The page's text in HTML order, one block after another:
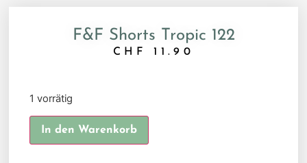
F&F Shorts Tropic 122
CHF 11.90
1 vorrätig
In den Warenkorb